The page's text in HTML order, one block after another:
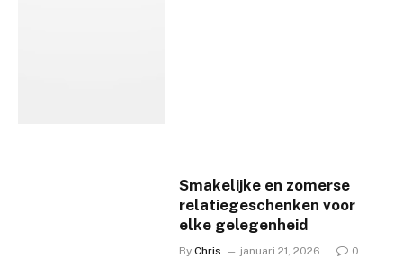
Smakelijke en zomerse
relatiegeschenken voor
elke gelegenheid
By Chris januari 21, 2026 0